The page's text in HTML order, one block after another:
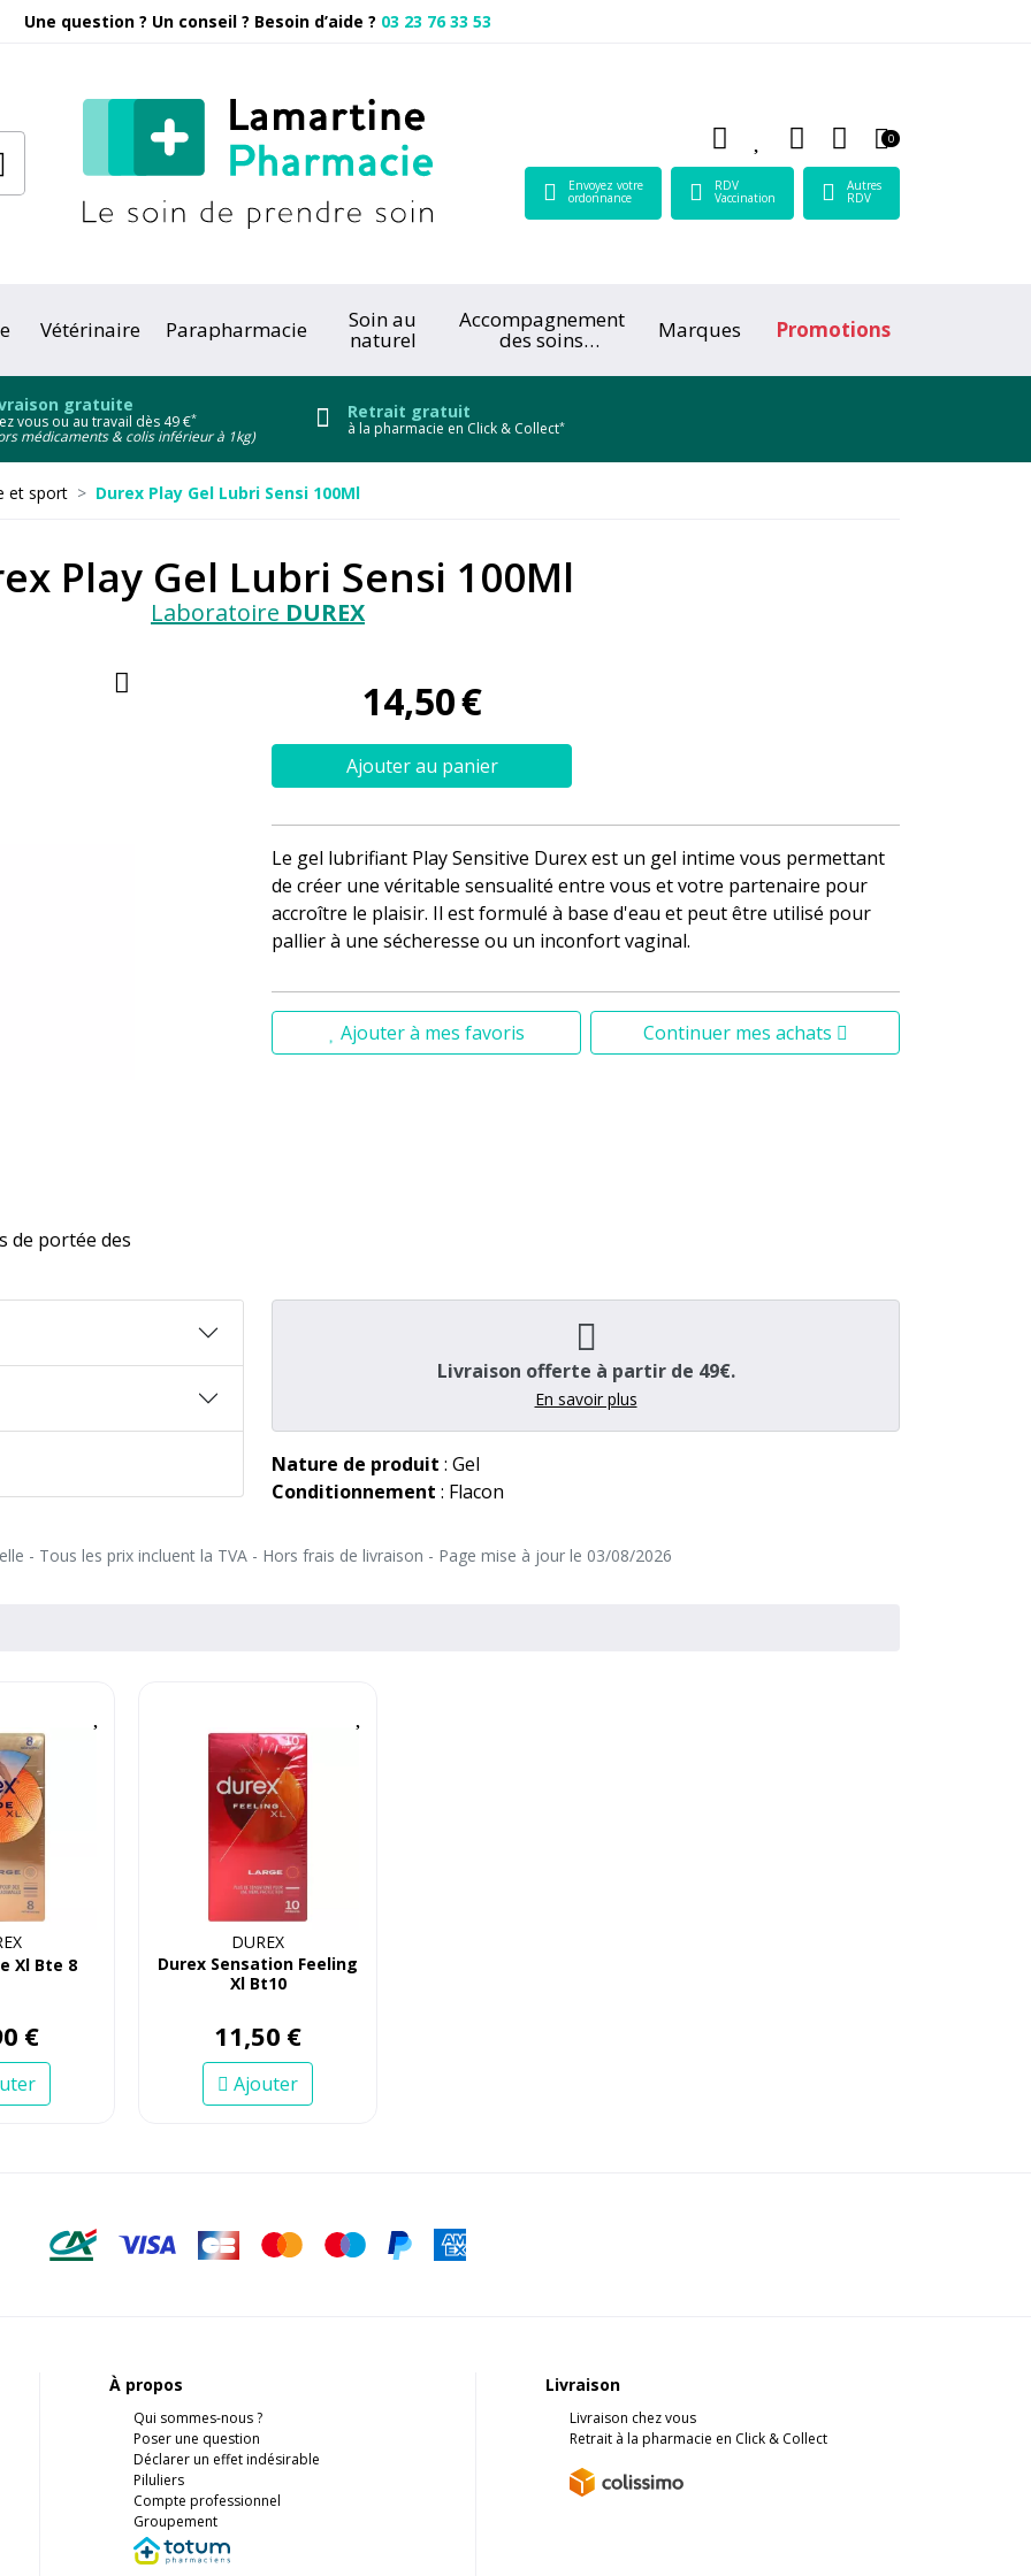
Une question ? Un conseil ? Besoin d’aide ? 03 23 76 33 53
0
Envoyez votre
ordonnance
RDV
Vaccination
Autres
RDV
Vétérinaire Parapharmacie Soin au
naturel
Accompagnement
des soins Marques Promotions
gratuite
vous ou au travail dès 49 €*
médicaments & colis inférieur à 1kg)
Retrait gratuit
à la pharmacie en Click & Collect*
et sport Durex Play Gel Lubri Sensi 100Ml
Play Gel Lubri Sensi 100Ml
Laboratoire DUREX
de portée des
14,50€
Ajouter au panier
Le gel lubrifiant Play Sensitive Durex est un gel intime vous permettant
de créer une véritable sensualité entre vous et votre partenaire pour
accroître le plaisir. Il est formulé à base d'eau et peut être utilisé pour
pallier à une sécheresse ou un inconfort vaginal.
Ajouter à mes favoris Continuer mes achats
Livraison offerte à partir de 49€.
En savoir plus
Nature de produit : Gel
Conditionnement : Flacon
- Tous les prix incluent la TVA - Hors frais de livraison - Page mise à jour le 03/08/2026
Xl Bte 8
€
DUREX
Durex Sensation Feeling
Xl Bt10
11,50 €
Ajouter
À propos
Qui sommes-nous ?
Poser une question
Déclarer un effet indésirable
Piluliers
Compte professionnel
Groupement
Livraison
Livraison chez vous
Retrait à la pharmacie en Click & Collect